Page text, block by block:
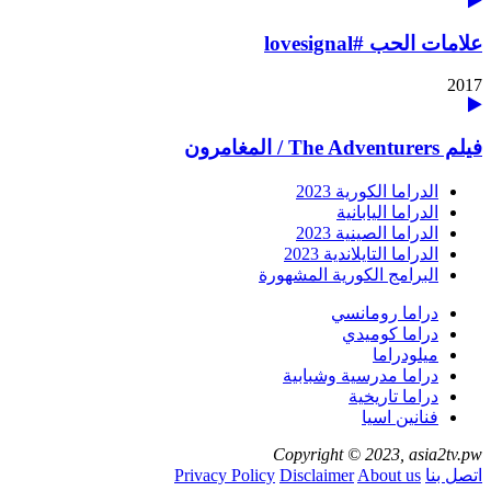
علامات الحب #lovesignal
2017
فيلم The Adventurers / المغامرون
الدراما الكورية 2023
الدراما اليابانية
الدراما الصينية 2023
الدراما التايلاندية 2023
البرامج الكورية المشهورة
دراما رومانسي
دراما كوميدي
ميلودراما
دراما مدرسية وشبابية
دراما تاريخية
فنانين اسيا
Copyright © 2023, asia2tv.pw
اتصل بنا
Privacy Policy Disclaimer About us